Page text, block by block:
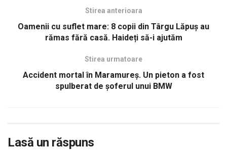
Stirea anterioara
Oamenii cu suflet mare: 8 copii din Târgu Lăpuș au
rămas fără casă. Haideți să-i ajutăm
Stirea urmatoare
Accident mortal în Maramureș. Un pieton a fost
spulberat de șoferul unui BMW
Lasă un răspuns